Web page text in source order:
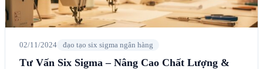
02/11/2024 đạo tạo six sigma ngân hàng
Tư Vấn Six Sigma – Nâng Cao Chất Lượng &